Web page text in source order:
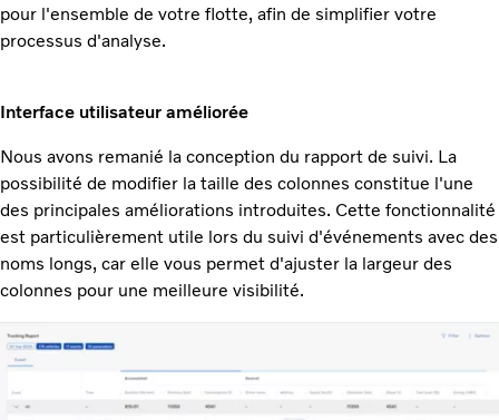
pour l'ensemble de votre flotte, afin de simplifier votre
processus d'analyse.
Interface utilisateur améliorée
Nous avons remanié la conception du rapport de suivi. La
possibilité de modifier la taille des colonnes constitue l'une
des principales améliorations introduites. Cette fonctionnalité
est particulièrement utile lors du suivi d'événements avec des
noms longs, car elle vous permet d'ajuster la largeur des
colonnes pour une meilleure visibilité.